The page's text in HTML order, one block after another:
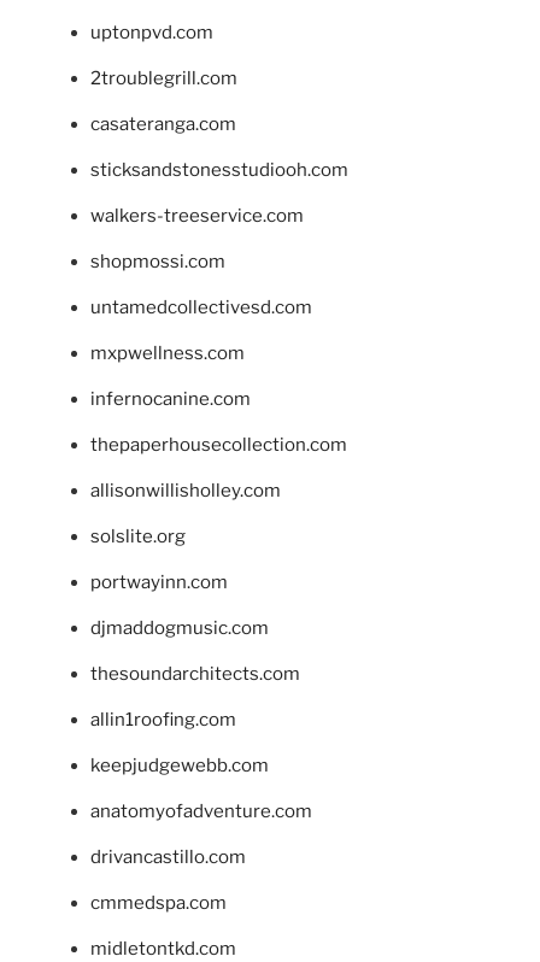
uptonpvd.com
2troublegrill.com
casateranga.com
sticksandstonesstudiooh.com
walkers-treeservice.com
shopmossi.com
untamedcollectivesd.com
mxpwellness.com
infernocanine.com
thepaperhousecollection.com
allisonwillisholley.com
solslite.org
portwayinn.com
djmaddogmusic.com
thesoundarchitects.com
allin1roofing.com
keepjudgewebb.com
anatomyofadventure.com
drivancastillo.com
cmmedspa.com
midletontkd.com